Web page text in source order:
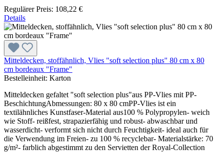
Regulärer Preis: 108,22 €
Details
Mitteldecken, stoffähnlich, Vlies "soft selection plus" 80 cm x 80
cm bordeaux "Frame"
Bestelleinheit: Karton
Mitteldecken gefaltet "soft selection plus"aus PP-Vlies mit PP-
BeschichtungAbmessungen: 80 x 80 cmPP-Vlies ist ein
textilähnliches Kunstfaser-Material aus100 % Polypropylen- weich
wie Stoff- reißfest, strapazierfähig und robust- abwaschbar und
wasserdicht- verformt sich nicht durch Feuchtigkeit- ideal auch für
die Verwendung im Freien- zu 100 % recyclebar- Materialstärke: 70
g/m²- farblich abgestimmt zu den Servietten der Royal-Collection